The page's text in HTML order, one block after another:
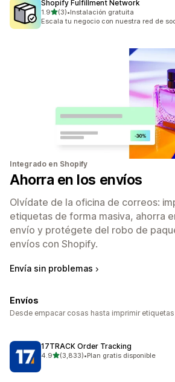
Shopify Fulfillment Network
1.9de 5 estrellas
(3)
3 reseñas en total
•Instalación gratuita
Escala tu negocio con nuestra red de
Integrado en Shopify
Ahorra en los envíos
Olvídate de la oficina de correos:
etiquetas de forma masiva, ahorra
envío y protégete del robo de
envíos con Shopify.
Envía sin problemas
Envíos
Desde empacar cosas hasta imprimir etiquetas
17TRACK Order Tracking
4.9de 5 estrellas
(3,833)
3833 reseñas en total
•Plan gratis disponible